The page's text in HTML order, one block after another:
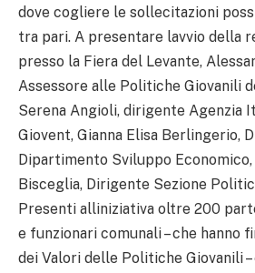
dove cogliere le sollecitazioni
tra pari. A presentare lavvio della
presso la Fiera del Levante,
Assessore alle Politiche Giovanili
Serena Angioli, dirigente Agenzia
Giovent, Gianna Elisa Berlingerio,
Dipartimento Sviluppo
Bisceglia, Dirigente Sezione
Presenti alliniziativa oltre 200
e funzionari comunali – che hanno
dei Valori delle Politiche Giovanili